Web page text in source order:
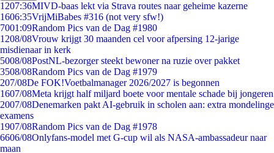
1207:36MIVD-baas lekt via Strava routes naar geheime kazerne
1606:35VrijMiBabes #316 (not very sfw!)
7001:09Random Pics van de Dag #1980
1208/08Vrouw krijgt 30 maanden cel voor afpersing 12-jarige
misdienaar in kerk
5008/08PostNL-bezorger steekt bewoner na ruzie over pakket
3508/08Random Pics van de Dag #1979
207/08De FOK!Voetbalmanager 2026/2027 is begonnen
1607/08Meta krijgt half miljard boete voor mentale schade bij jongeren
2007/08Denemarken pakt AI-gebruik in scholen aan: extra mondelinge
examens
1907/08Random Pics van de Dag #1978
6606/08Onlyfans-model met G-cup wil als NASA-ambassadeur naar
maan